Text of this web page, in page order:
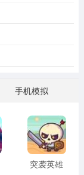
手机模拟
突袭英雄